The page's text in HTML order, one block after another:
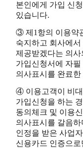
본인에게 가입 신
있습니다.
③ 제1항의 이용약
숙지하고 회사에
제공받겠다는 의사
가입신청서에 자
의사표시를 완료
④ 이용고객이 비
가입신청을 하는
동의체크 및 이용
의사표시를 갈음
인정을 받은 사업
신용카드 인증으